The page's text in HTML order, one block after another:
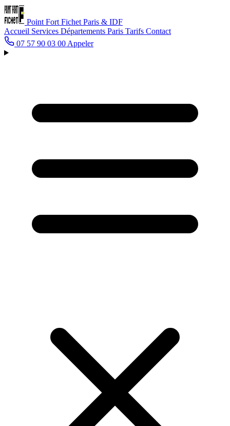
Point Fort Fichet Paris & IDF
Accueil Services Départements Paris Tarifs Contact
07 57 90 03 00 Appeler